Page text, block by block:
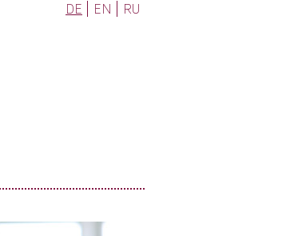
DE EN RU